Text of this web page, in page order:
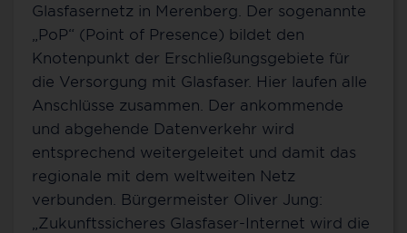
Glasfasernetz in Merenberg. Der sogenannte
„PoP“ (Point of Presence) bildet den
Knotenpunkt der Erschließungsgebiete für
die Versorgung mit Glasfaser. Hier laufen alle
Anschlüsse zusammen. Der ankommende
und abgehende Datenverkehr wird
entsprechend weitergeleitet und damit das
regionale mit dem weltweiten Netz
verbunden. Bürgermeister Oliver Jung:
„Zukunftssicheres Glasfaser-Internet wird die